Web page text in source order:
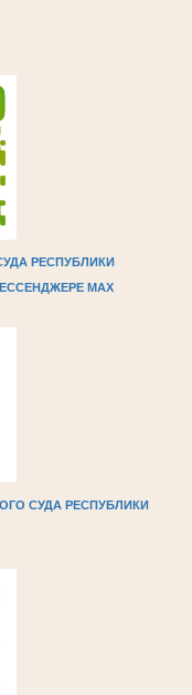
РЕСПУБЛИКИ
МAX
СУДА РЕСПУБЛИКИ